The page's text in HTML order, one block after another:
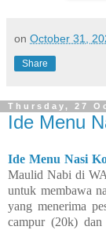
on October 31,
Share
Thursday, 27
Ide Menu
Ide Menu Nasi
Maulid Nabi di
untuk membawa
yang menerima
campur (20k) dan